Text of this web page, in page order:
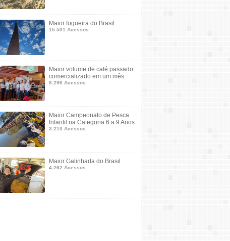
Maior fogueira do Brasil
15.501 Acessos
Maior volume de café passado
comercializado em um mês
6.296 Acessos
Maior Campeonato de Pesca
Infantil na Categoria 6 a 9 Anos
3.210 Acessos
Maior Galinhada do Brasil
4.262 Acessos